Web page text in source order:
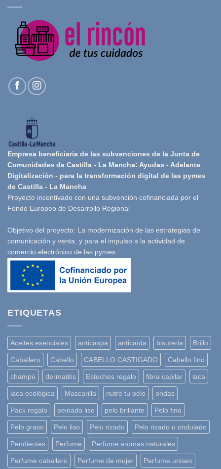
Empresa beneficiaria de las subvenciones de la Junta de
Comunidades de Castilla - La Mancha: Ayudas - Adelante
Digitalización - para la transformación digital de las pymes
de Castilla - La Mancha
Proyecto incentivado con una subvención cofinanciada por el
Fondo Europeo de Desarrollo Regional
Objetivo del proyecto: La modernización de las estrategias de
comunicación y venta, y para el impulso a la actividad de
comercio electrónico de las pymes
ETIQUETAS
Aceites esenciales anticaspa anticaída bisuteria Brillo
Caballero Cabello CABELLO CASTIGADO Cabello fino
champú dermatitis Estuches regalo fibra capilar laca
laca ecológica Mascarilla nutre tu pelo ondas
Pack regalo peinado liso pelo brillante Pelo fino
Pelo graso Pelo liso Pelo rizado Pelo rizado u ondulado
Pendientes Perfume Perfume aromas naturales
Perfume caballero Perfume de mujer Perfume unisex